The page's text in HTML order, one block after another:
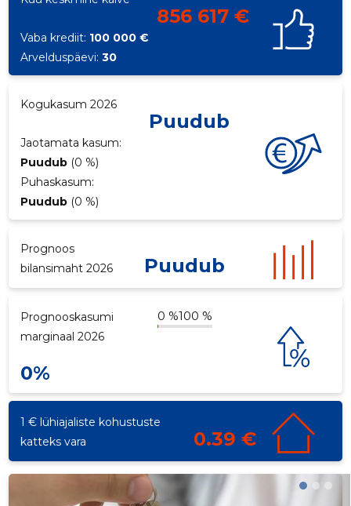
856 617 €
Vaba krediit: 100 000 €
Arvelduspäevi:30
Kogukasum 2026
Puudub
Jaotamata kasum:
Puudub (0 %)
Puhaskasum:
Puudub (0 %)
Prognoos
bilansimaht 2026
Puudub
Prognooskasumi
marginaal 2026
0 %100 %
0%
1 € lühiajaliste kohustuste
katteks vara
0.39 €